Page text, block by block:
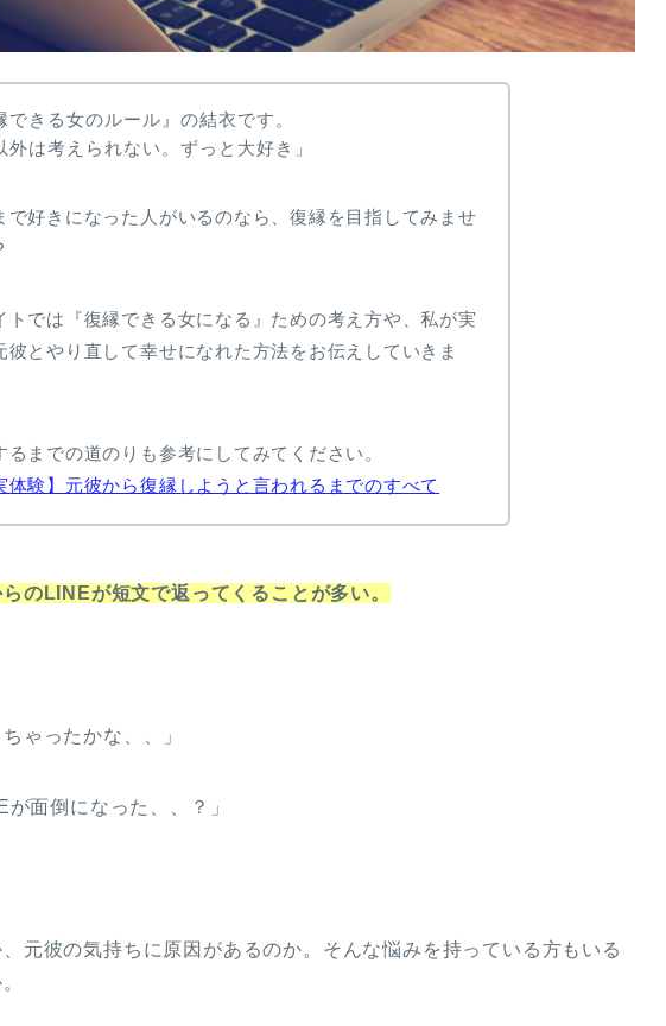
できる女のルール』の結衣です。
外は考えられない。ずっと大好き」
で好きになった人がいるのなら、復縁を目指してみませ
トでは『復縁できる女になる』ための考え方や、私が実
彼とやり直して幸せになれた方法をお伝えしていきま
るまでの道のりも参考にしてみてください。
体験】元彼から復縁しようと言われるまでのすべて
のLINEが短文で返ってくることが多い。
ゃったかな、、」
が面倒になった、、？」
元彼の気持ちに原因があるのか。そんな悩みを持っている方もいる